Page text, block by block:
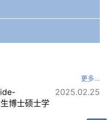
更多…
2025.02.25
博士硕士学